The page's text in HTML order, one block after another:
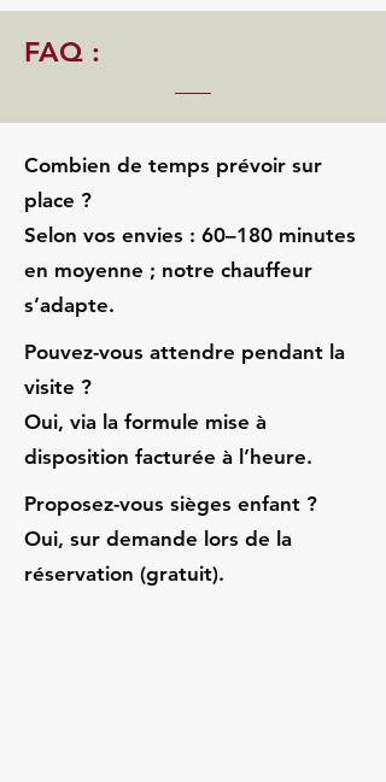
FAQ :
Combien de temps prévoir sur
place ?
Selon vos envies : 60–180 minutes
en moyenne ; notre chauffeur
s’adapte.
Pouvez-vous attendre pendant la
visite ?
Oui, via la formule mise à
disposition facturée à l’heure.
Proposez-vous sièges enfant ?
Oui, sur demande lors de la
réservation (gratuit).